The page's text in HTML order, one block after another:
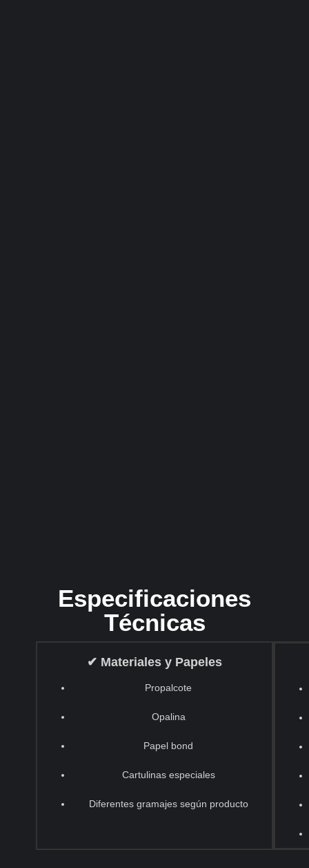
Especificaciones
Técnicas
✔ Materiales y Papeles
Propalcote
Opalina
Papel bond
Cartulinas especiales
Diferentes gramajes según producto